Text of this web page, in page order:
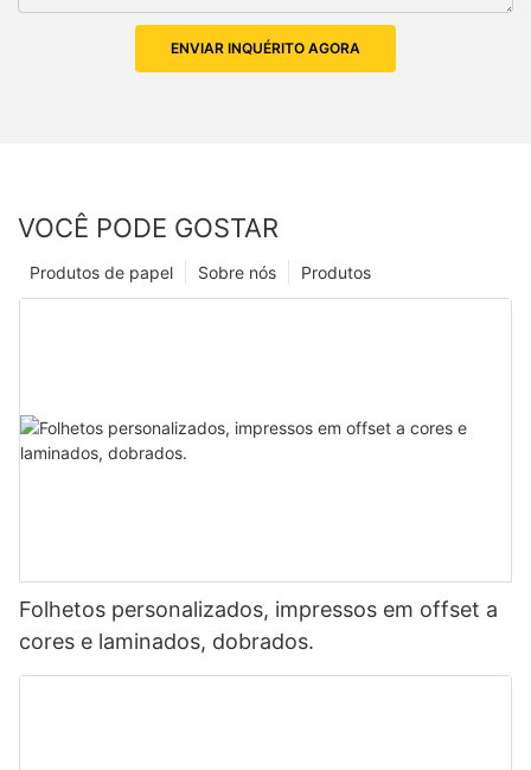
ENVIAR INQUÉRITO AGORA
VOCÊ PODE GOSTAR
Produtos
Sobre nós
Produtos de papel
Folhetos personalizados, impressos em offset a
cores e laminados, dobrados.